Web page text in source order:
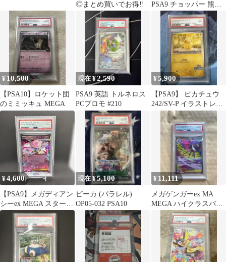
◎まとめ買いでお得‼️
PSA9 チョッパー 熊本
スペシャル
¥ 10,500
【PSA10】ロケット団
のミミッキュ MEGA
現在 ¥2,590
PSA9 英語 トルネロス
PCプロモ #210
¥5,900
【PSA9】 ピカチュウ
242/SV-P イラストレー
ション
¥4,600
【PSA9】メガディアン
シーex MEGA スタータ
ーセットMEGA
現在 ¥5,100
ピーカ (パラレル)
OP05-032 PSA10
¥ 11,111
メガゲンガーex MA
MEGA ハイクラスパッ
ク MEGAドリーム
PSA10